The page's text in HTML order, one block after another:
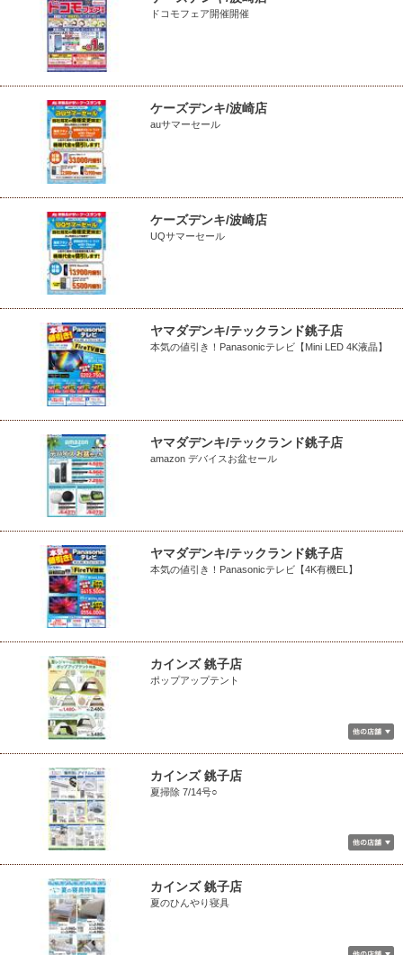
ドコモフェア開催開催
ケーズデンキ/波崎店
auサマーセール
ケーズデンキ/波崎店
UQサマーセール
ヤマダデンキ/テックランド銚子店
本気の値引き！Panasonicテレビ【Mini LED 4K液晶】
ヤマダデンキ/テックランド銚子店
amazon デバイスお盆セール
ヤマダデンキ/テックランド銚子店
本気の値引き！Panasonicテレビ【4K有機EL】
カインズ 銚子店
ポップアップテント
カインズ 銚子店
夏掃除 7/14号○
カインズ 銚子店
夏のひんやり寝具